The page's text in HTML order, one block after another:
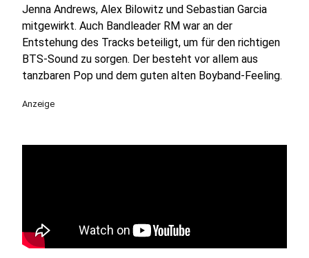
Jenna Andrews, Alex Bilowitz und Sebastian Garcia
mitgewirkt. Auch Bandleader RM war an der
Entstehung des Tracks beteiligt, um für den richtigen
BTS-Sound zu sorgen. Der besteht vor allem aus
tanzbaren Pop und dem guten alten Boyband-Feeling.
Anzeige